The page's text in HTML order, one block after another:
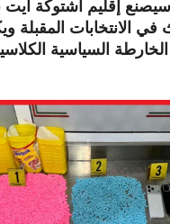
إقليم اشتوكة أيت
في الانتخابات المقبلة
السياسية